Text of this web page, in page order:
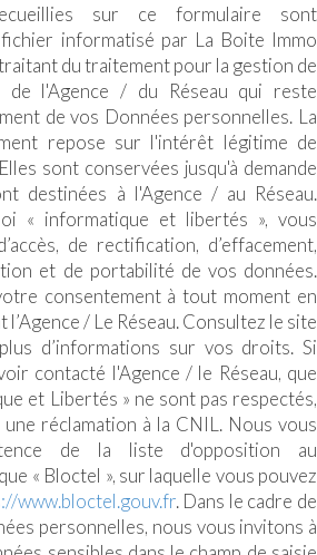
sur ce formulaire sont
informatisé par La Boite Immo
du traitement pour la gestion de
de l'Agence / du Réseau qui reste
de vos Données personnelles. La
repose sur l'intérêt légitime de
sont conservées jusqu'à demande
destinées à l'Agence / au Réseau.
« informatique et libertés », vous
de rectification, d’effacement,
et de portabilité de vos données.
consentement à tout moment en
/ Le Réseau. Consultez le site
d’informations sur vos droits. Si
contacté l'Agence / le Réseau, que
et Libertés » ne sont pas respectés,
réclamation à la CNIL. Nous vous
de la liste d'opposition au
« Bloctel », sur laquelle vous pouvez
www.bloctel.gouv.fr. Dans le cadre de
personnelles, nous vous invitons à